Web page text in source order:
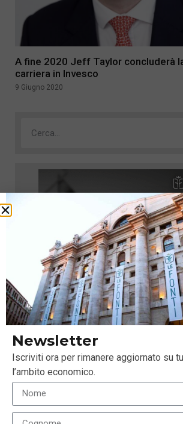
A fine 2020 Jeff Taylor concluderà
carriera in Invesco
9 Giugno 2020
Newsletter
Iscriviti ora per rimanere aggiornato su
l’ambito economico.